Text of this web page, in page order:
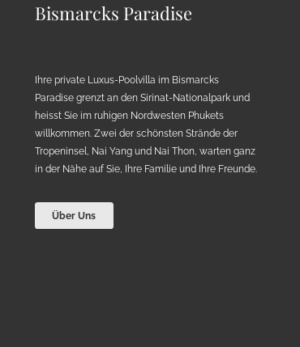
Bismarcks Paradise
Ihre private Luxus-Poolvilla im Bismarcks
Paradise grenzt an den Sirinat-Nationalpark und
heisst Sie im ruhigen Nordwesten Phukets
willkommen. Zwei der schönsten Strände der
Tropeninsel, Nai Yang und Nai Thon, warten ganz
in der Nähe auf Sie, Ihre Familie und Ihre Freunde.
Über Uns